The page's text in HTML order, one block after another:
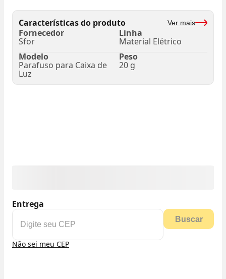
Características do produto Ver mais
Fornecedor
Sfor
Linha
Material Elétrico
Modelo
Parafuso para Caixa de
Luz
Peso
20 g
Entrega
Buscar
Não sei meu CEP